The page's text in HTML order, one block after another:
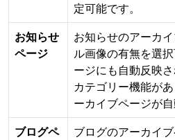
定可能です。
お知らせ
ページ
お知らせのアーカ
ル画像の有無を選
ージにも自動反映
カテゴリー機能が
ーカイブページが自
ブログペ
ブログのアーカイ